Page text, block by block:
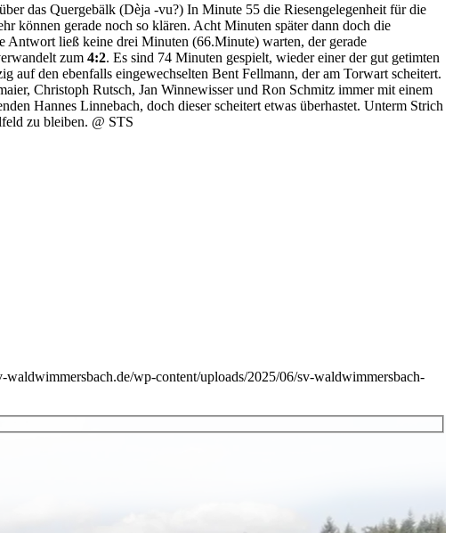
das Quergebälk (Dèja -vu?) In Minute 55 die Riesengelegenheit für die
können gerade noch so klären. Acht Minuten später dann doch die
Antwort ließ keine drei Minuten (66.Minute) warten, der gerade
zum 4:2. Es sind 74 Minuten gespielt, wieder einer der gut getimten
auf den ebenfalls eingewechselten Bent Fellmann, der am Torwart scheitert.
Christoph Rutsch, Jan Winnewisser und Ron Schmitz immer mit einem
Hannes Linnebach, doch dieser scheitert etwas überhastet. Unterm Strich
zu bleiben. @ STS
waldwimmersbach.de/wp-content/uploads/2025/06/sv-waldwimmersbach-